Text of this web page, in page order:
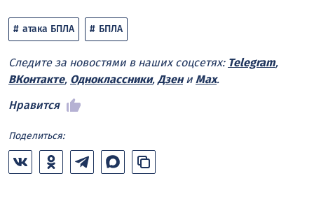
атака БПЛА БПЛА
Следите за новостями в наших соцсетях: Telegram,
ВКонтакте, Одноклассники, Дзени Max.
Нравится
Поделиться: